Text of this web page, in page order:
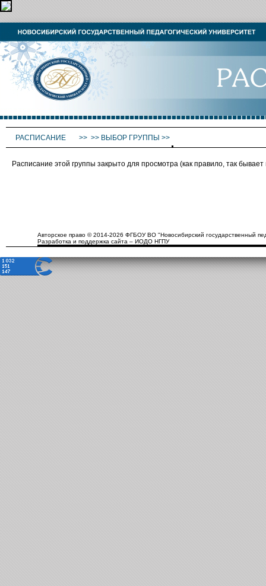
РАСПИСАНИЕ >> >> ВЫБОР ГРУППЫ >>
Расписание этой группы закрыто для просмотра (как правило, так
Авторское право © 2014-2026 ФГБОУ ВО "Новосибирский государственный
Разработка и поддержка сайта – ИОДО НГПУ